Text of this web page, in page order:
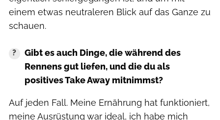
einem etwas neutraleren Blick auf das Ganze zu
schauen.
Gibt es auch Dinge, die während des
Rennens gut liefen, und die du als
positives Take Away mitnimmst?
Auf jeden Fall. Meine Ernährung hat funktioniert,
meine Ausrüstung war ideal, ich habe mich